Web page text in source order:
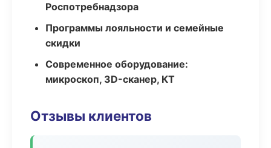
Роспотребнадзора
Программы лояльности и семейные
скидки
Современное оборудование:
микроскоп, 3D-сканер, КТ
Отзывы клиентов